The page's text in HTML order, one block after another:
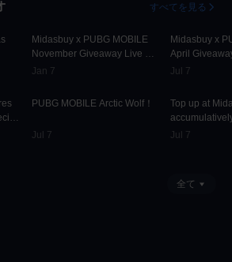
すべてを見る
Midasbuy x PUBG MOBILE
November Giveaway Live —
Preview Now!
Jan 7
PUBG MOBILE Arctic Wolf！
Jul 7
Midasbuy x
April
Preview
Jul 7
Top up at
PUBG
Jul 7
全て